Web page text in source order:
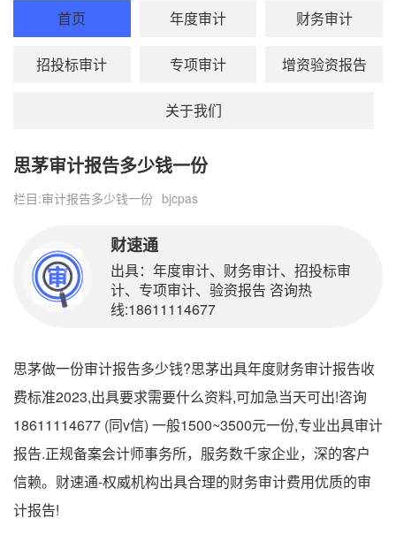
首页 年度审计 财务审计
招投标审计 专项审计 增资验资报告
关于我们
思茅审计报告多少钱一份
栏目:审计报告多少钱一份 bjcpas
财速通
出具：年度审计、财务审计、招投标审
计、专项审计、验资报告 咨询热
线:18611114677
思茅做一份审计报告多少钱?思茅出具年度财务审计报告收
费标准2023,出具要求需要什么资料,可加急当天可出!咨询
18611114677 (同v信) 一般1500~3500元一份,专业出具审计
报告.正规备案会计师事务所，服务数千家企业，深的客户
信赖。财速通-权威机构出具合理的财务审计费用优质的审
计报告!